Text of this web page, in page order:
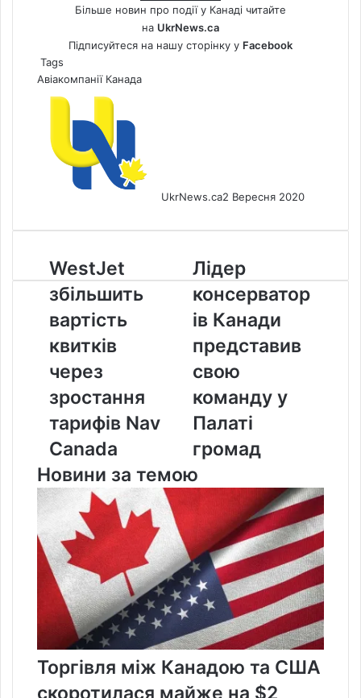
Більше новин про події у Канаді читайте
на UkrNews.ca
Підписуйтеся на нашу сторінку у Facebook
Tags
Авіакомпанії Канада
UkrNews.ca2 Вересня 2020
WestJet
збільшить
вартість
квитків
через
зростання
тарифів
Nav
Canada
WestJet
збільшить
вартість
квитків
через
зростання
тарифів Nav
Canada
Лідер
консерваторів
Канади
представив
свою
команду
у
Палаті
громад
Лідер
консерватор
ів Канади
представив
свою
команду у
Палаті
громад
Новини за темою
Торгівля між Канадою та США
скоротилася майже на $2